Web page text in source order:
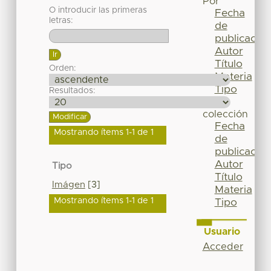
O introducir las primeras
letras:
Orden:
Resultados:
Mostrando ítems 1-1 de 1
Tipo
Imágen [3]
Mostrando ítems 1-1 de 1
Fecha
de
publicación
Autor
Título
Materia
Tipo
colección
Fecha
de
publicación
Autor
Título
Materia
Tipo
Usuario
Acceder